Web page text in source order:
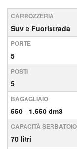
CARROZZERIA
Suv e Fuoristrada
PORTE
5
POSTI
5
BAGAGLIAIO
550 - 1.550 dm3
CAPACITÀ SERBATOIO
70 litri